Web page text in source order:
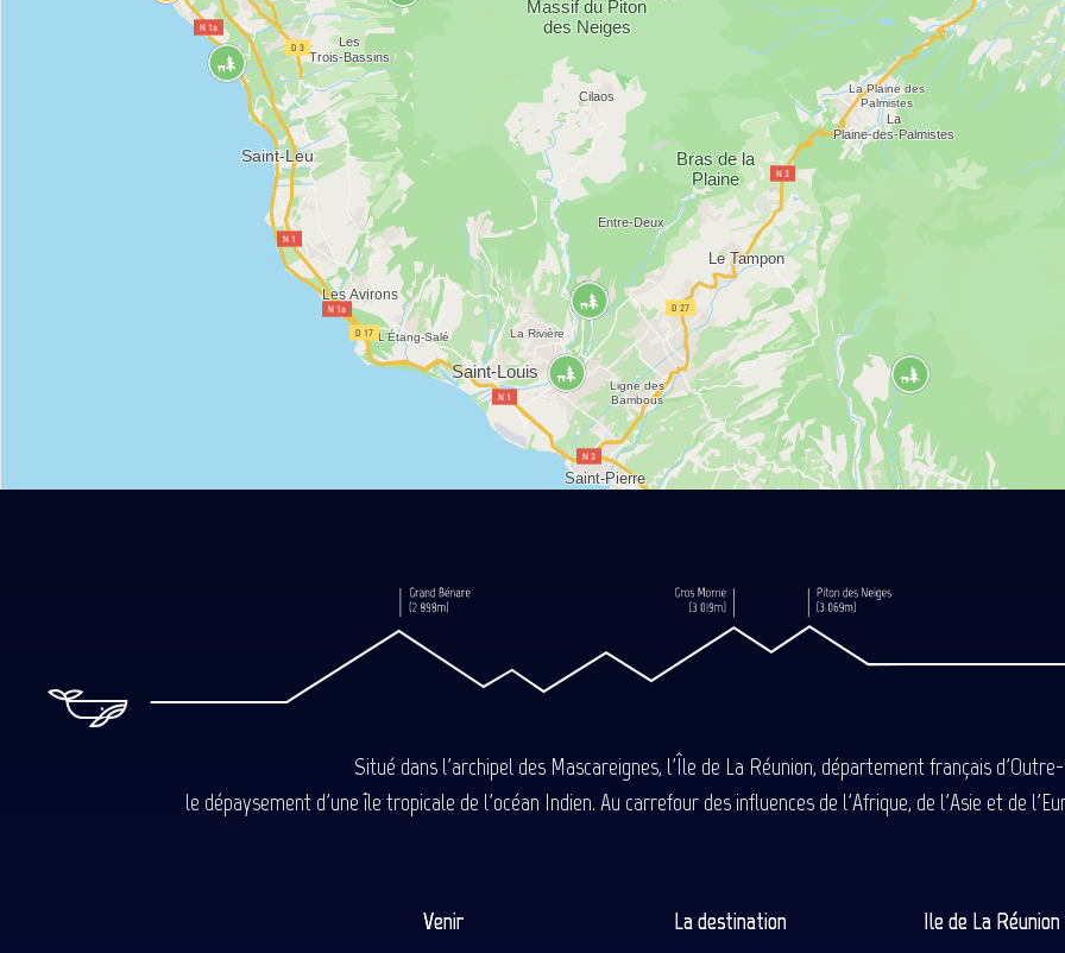
Situé dans l'archipel des Mascareignes, l'Île de La Réunion, département français
le dépaysement d'une île tropicale de l'océan Indien. Au carrefour des influences de l'Afrique, de l'Asie et de
Venir
La destination
Ile de La